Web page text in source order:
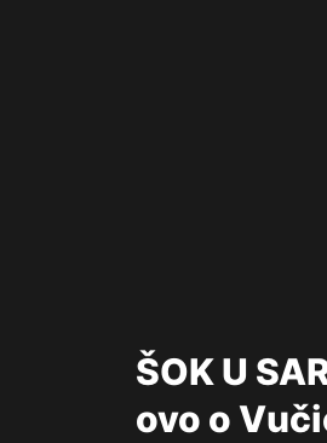
ŠOK U
ovo o